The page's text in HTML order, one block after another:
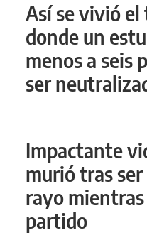
Así se vivió
donde un
menos a seis
ser
Impactante
murió tras
rayo
partido